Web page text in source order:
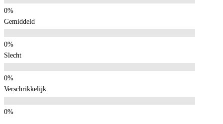
Gemiddeld
Slecht
Verschrikkelijk